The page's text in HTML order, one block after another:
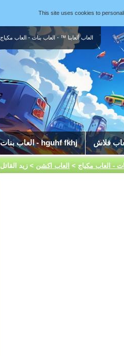
This site uses cookies to
العاب ألعابنا ™ - العاب بنات - العاب مكياج
العاب بنات - hguhf fkhj فلاش
- العاب مكياج > العاب اكشن > زيد القاتل